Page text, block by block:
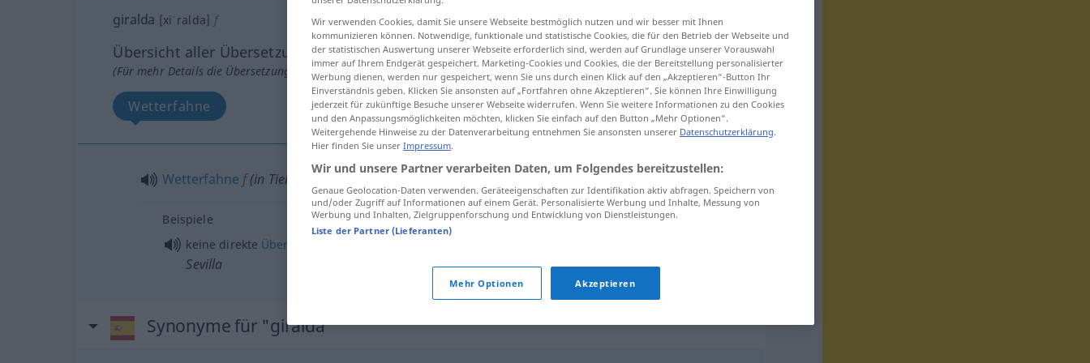
giralda [xiˈralda] f
Übersicht aller Übersetzungen
(Für mehr Details die Übersetzung anklicken/antippen)
Wetterfahne
Wetterfahne f(in Tier-
Beispiele
keine direkte Übersetzung
Sevilla
Synonyme für "giralda"
Wir verwenden Cookies, damit Sie unsere Webseite bestmöglich nutzen und wir besser mit Ihnen
kommunizieren können. Notwendige, funktionale und statistische Cookies, die für den Betrieb der Webseite und
der statistischen Auswertung unserer Webseite erforderlich sind, werden auf Grundlage unserer Vorauswahl
immer auf Ihrem Endgerät gespeichert. Marketing-Cookies und Cookies, die der Bereitstellung personalisierter
Werbung dienen, werden nur gespeichert, wenn Sie uns durch einen Klick auf den „Akzeptieren“-Button Ihr
Einverständnis geben. Klicken Sie ansonsten auf „Fortfahren ohne Akzeptieren“. Sie können Ihre Einwilligung
jederzeit für zukünftige Besuche unserer Webseite widerrufen. Wenn Sie weitere Informationen zu den Cookies
und den Anpassungsmöglichkeiten möchten, klicken Sie einfach auf den Button „Mehr Optionen“.
Weitergehende Hinweise zu der Datenverarbeitung entnehmen Sie ansonsten unserer Datenschutzerklärung.
Hier finden Sie unser Impressum.
Wir und unsere Partner verarbeiten Daten, um Folgendes bereitzustellen:
Genaue Geolocation-Daten verwenden. Geräteeigenschaften zur Identifikation aktiv abfragen. Speichern von
und/oder Zugriff auf Informationen auf einem Gerät. Personalisierte Werbung und Inhalte, Messung von
Werbung und Inhalten, Zielgruppenforschung und Entwicklung von Dienstleistungen.
Liste der Partner (Lieferanten)
Mehr Optionen Akzeptieren